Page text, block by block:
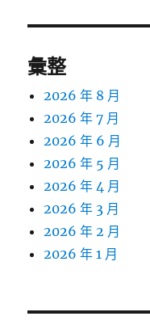
彙整
2026 年 8 月
2026 年 7 月
2026 年 6 月
2026 年 5 月
2026 年 4 月
2026 年 3 月
2026 年 2 月
2026 年 1 月